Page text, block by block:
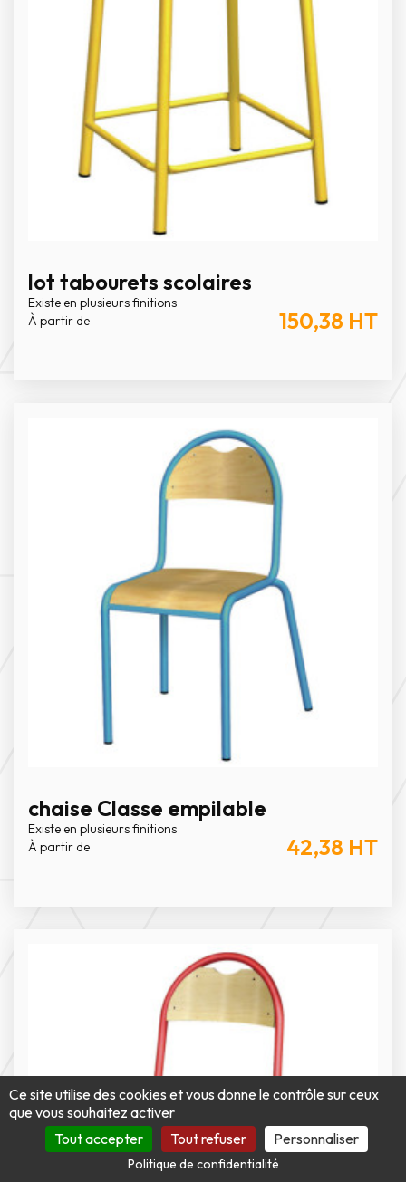
lot tabourets scolaires
Existe en plusieurs finitions
À partir de
150,38 HT
chaise Classe empilable
Existe en plusieurs finitions
À partir de
42,38 HT
Ce site utilise des cookies et vous donne le contrôle sur ceux
que vous souhaitez activer
Tout accepter
Tout refuser Personnaliser
Politique de confidentialité